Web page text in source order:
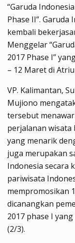
“Garuda
Phase II”. Garuda
kembali
Menggelar
2017 Phase I”
– 12 Maretdi
VP. Kalimantan,
Mujiono
tersebut
perjalanan
yang menarik
juga merupakan
Indonesia secara
pariwisata
mempromosikan
dicanangkan
2017 phase I
(2/3).